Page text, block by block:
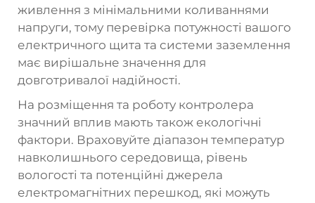
живлення з мінімальними коливаннями
напруги, тому перевірка потужності вашого
електричного щита та системи заземлення
має вирішальне значення для
довготривалої надійності.
На розміщення та роботу контролера
значний вплив мають також екологічні
фактори. Враховуйте діапазон температур
навколишнього середовища, рівень
вологості та потенційні джерела
електромагнітних перешкод, які можуть